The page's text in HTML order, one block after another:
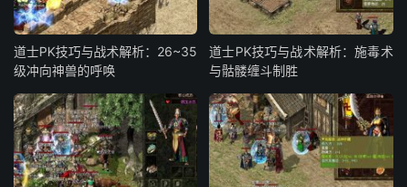
道士PK技巧与战术解析：26~35
级冲向神兽的呼唤
道士PK技巧与战术解析：施毒术
与骷髅缠斗制胜